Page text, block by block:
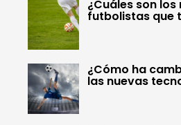
¿Cuáles son los
futbolistas que
¿Cómo ha
las nuevas